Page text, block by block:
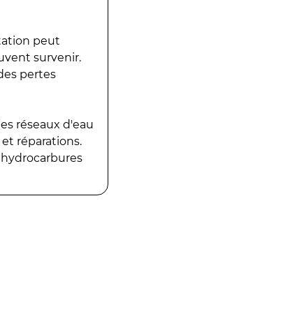
peut
survenir.
pertes
réseaux d'eau
réparations.